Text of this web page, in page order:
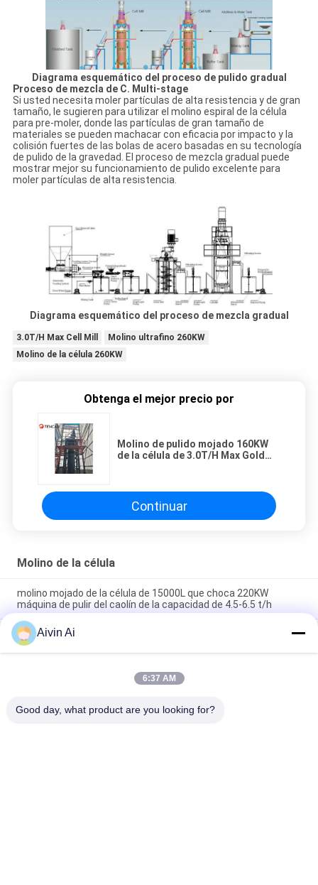
Diagrama esquemático del proceso de pulido gradual
Proceso de mezcla de C. Multi-stage
Si usted necesita moler partículas de alta resistencia y de gran
tamaño, le sugieren para utilizar el molino espiral de la célula
para pre-moler, donde las partículas de gran tamaño de
materiales se pueden machacar con eficacia por impacto y la
colisión fuertes de las bolas de acero basadas en su tecnología
de pulido de la gravedad. El proceso de mezcla gradual puede
mostrar mejor su funcionamiento de pulido excelente para
moler partículas de alta resistencia.
Diagrama esquemático del proceso de mezcla gradual
3.0T/H Max Cell Mill
Molino ultrafino 260KW
Molino de la célula 260KW
Obtenga el mejor precio por
Molino de pulido mojado 160KW
de la célula de 3.0T/H Max Gold
Continuar
Molino de la célula
molino mojado de la célula de 15000L que choca 220KW
máquina de pulir del caolín de la capacidad de 4.5-6.5 t/h
Piedra caliza, mármol, equipo superficial de la modificación del
despolimerización de la calcita de la colmena del molino seco
de la célula
30KW la mica, talco, cena vertical del molino de bola del
Aivin Ai
6:37 AM
Good day, what product are you looking for?